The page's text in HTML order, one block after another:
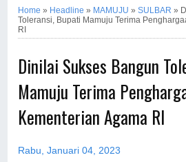
Home » Headline » MAMUJU »SULBAR »
Toleransi, Bupati Mamuju Terima
RI
Dinilai Sukses Bangun
Mamuju Terima
Kementerian Agama RI
Rabu, Januari 04, 2023